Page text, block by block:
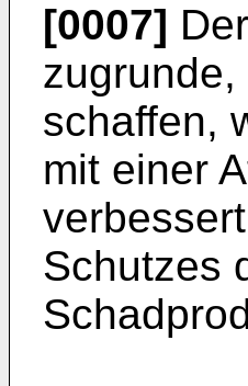
[0007]
schaffen,
mit einer
Schutzes